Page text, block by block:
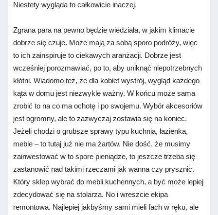
Niestety wygląda to całkowicie inaczej.
Zgrana para na pewno będzie wiedziała, w jakim klimacie
dobrze się czuje. Może mają za sobą sporo podróży, więc
to ich zainspiruje to ciekawych aranżacji. Dobrze jest
wcześniej porozmawiać, po to, aby uniknąć niepotrzebnych
kłótni. Wiadomo też, że dla kobiet wystrój, wygląd każdego
kąta w domu jest niezwykle ważny. W końcu może sama
zrobić to na co ma ochotę i po swojemu. Wybór akcesoriów
jest ogromny, ale to zazwyczaj zostawia się na koniec.
Jeżeli chodzi o grubsze sprawy typu kuchnia, łazienka,
meble – to tutaj już nie ma żartów. Nie dość, że musimy
zainwestować w to spore pieniądze, to jeszcze trzeba się
zastanowić nad takimi rzeczami jak wanna czy prysznic.
Który sklep wybrać do mebli kuchennych, a być może lepiej
zdecydować się na stolarza. No i wreszcie ekipa
remontowa. Najlepiej jakbyśmy sami mieli fach w ręku, ale